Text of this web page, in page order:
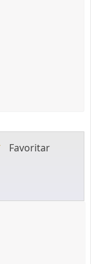
Favoritar